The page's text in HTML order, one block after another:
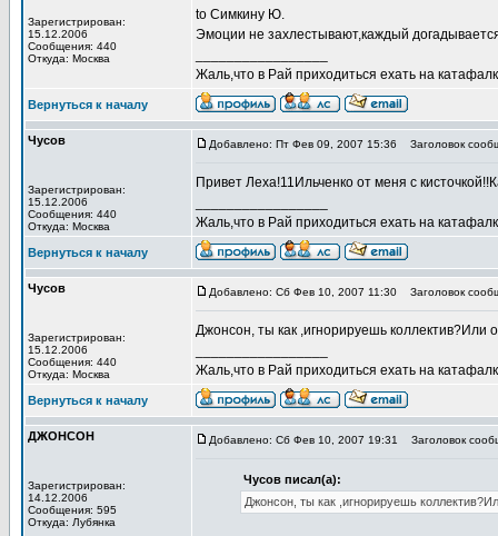
Зарегистрирован:
15.12.2006
Сообщения: 440
Откуда: Москва
to Симкину Ю.
Эмоции не захлестывают,каждый
Жаль,что в Рай приходиться ехать на
Вернуться к началу
Чусов
Зарегистрирован:
15.12.2006
Сообщения: 440
Откуда: Москва
Добавлено: Пт Фев 09, 2007 15:36 Заголовок
Привет Леха!11Ильченко от меня с
Жаль,что в Рай приходиться ехать на
Вернуться к началу
Чусов
Зарегистрирован:
15.12.2006
Сообщения: 440
Откуда: Москва
Добавлено: Сб Фев 10, 2007 11:30 Заголовок
Джонсон, ты как ,игнорируешь коллектив?Или
Жаль,что в Рай приходиться ехать на
Вернуться к началу
ДЖОНСОН
Зарегистрирован:
14.12.2006
Сообщения: 595
Откуда: Лубянка
Добавлено: Сб Фев 10, 2007 19:31 Заголовок
Чусов писал(а):
Джонсон, ты как ,игнорируешь